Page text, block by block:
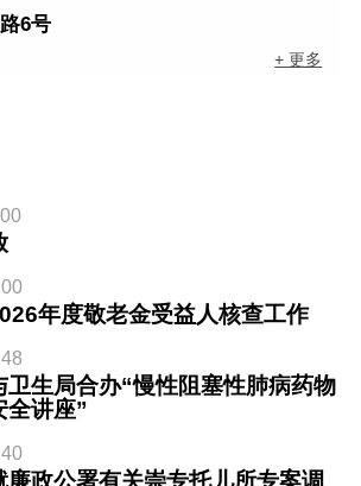
6号
+ 更多
年度敬老金受益人核查工作
卫生局合办“慢性阻塞性肺病药物
全讲座”
廉政公署有关崇专托儿所专案调